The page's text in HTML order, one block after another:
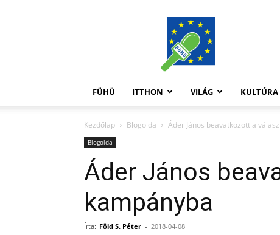
FüHü
FÜHÜ ITTHON VILÁG KULTÚRA
Kezdőlap Blogolda Áder János beavatkozott a
Blogolda
Áder János
kampányba
Írta: Föld S. Péter - 2018-04-08